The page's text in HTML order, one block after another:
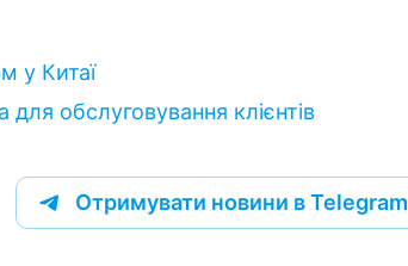
у Китаї
обслуговування клієнтів
Отримувати новини в Telegram